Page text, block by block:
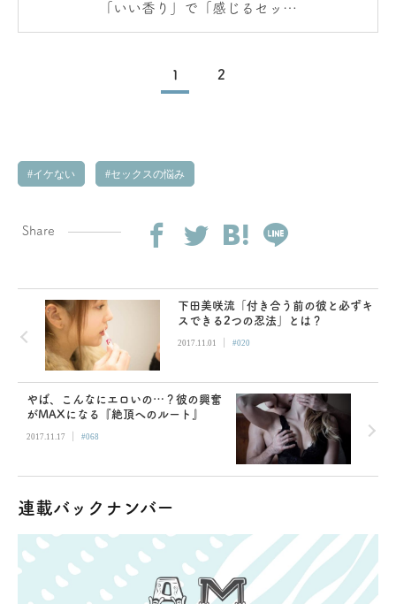
「いい香り」で「感じるセック
ス」を手に入れる
1 2
イケない セックスの悩み
Share
下田美咲流「付き合う前の彼と必ずキ
スできる2つの忍法」とは？
2017.11.01 | #020
やば、こんなにエロいの…？彼の興奮
がMAXになる『絶頂へのルート』
2017.11.17 | #068
連載バックナンバー